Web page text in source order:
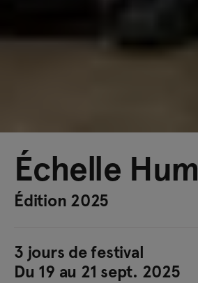
Échelle
Édition 2025
3 jours de festival
Du 19 au 21 sept. 2025